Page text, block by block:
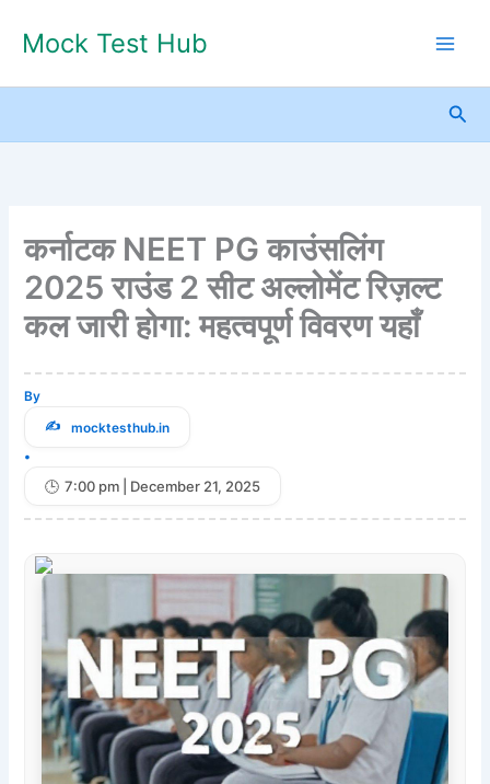
Mock Test Hub
कर्नाटक NEET PG काउंसलिंग
2025 राउंड 2 सीट अल्लोमेंट रिज़ल्ट
कल जारी होगा: महत्वपूर्ण विवरण यहाँ
By
mocktesthub.in
•
7:00 pm | December 21, 2025